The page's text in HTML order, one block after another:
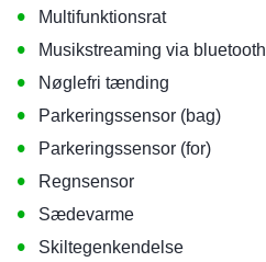
• Multifunktionsrat
• Musikstreaming via bluetooth
• Nøglefri tænding
• Parkeringssensor (bag)
• Parkeringssensor (for)
• Regnsensor
• Sædevarme
• Skiltegenkendelse